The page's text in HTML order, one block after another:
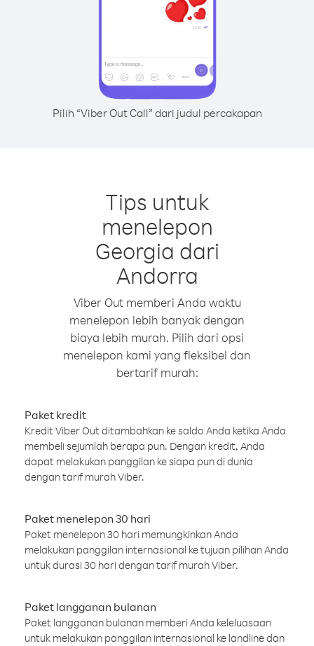
Pilih “Viber Out Call” dari judul percakapan
Tips untuk
menelepon
Georgia dari
Andorra
Viber Out memberi Anda waktu
menelepon lebih banyak dengan
biaya lebih murah. Pilih dari opsi
menelepon kami yang fleksibel dan
bertarif murah:
Paket kredit
Kredit Viber Out ditambahkan ke saldo Anda ketika Anda
membeli sejumlah berapa pun. Dengan kredit, Anda
dapat melakukan panggilan ke siapa pun di dunia
dengan tarif murah Viber.
Paket menelepon 30 hari
Paket menelepon 30 hari memungkinkan Anda
melakukan panggilan internasional ke tujuan pilihan Anda
untuk durasi 30 hari dengan tarif murah Viber.
Paket langganan bulanan
Paket langganan bulanan memberi Anda keleluasaan
untuk melakukan panggilan internasional ke landline dan